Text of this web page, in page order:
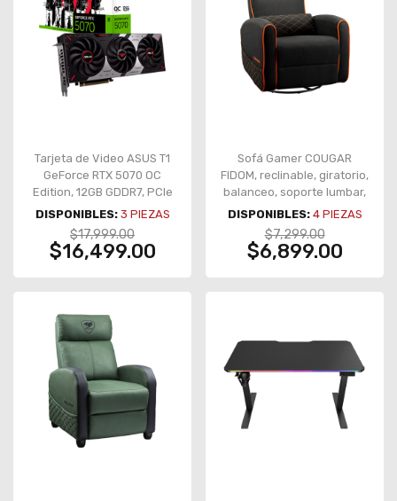
Tarjeta de Video ASUS T1
GeForce RTX 5070 OC
Edition, 12GB GDDR7, PCIe
5.0, 3× DisplayPort, HDMI,
ARGB – T1-RTX5070-O12G-
GAMING
DISPONIBLES: 3 PIEZAS
$17,999.00
$16,499.00
Sofá Gamer COUGAR
FIDOM, reclinable, giratorio,
balanceo, soporte lumbar,
negro/naranja – CGR-FDF-
ORB
DISPONIBLES: 4PIEZAS
$7,299.00
$6,899.00